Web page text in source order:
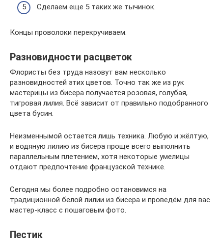
Сделаем еще 5 таких же тычинок.
Концы проволоки перекручиваем.
Разновидности расцветок
Флористы без труда назовут вам несколько
разновидностей этих цветов. Точно так же из рук
мастерицы из бисера получается розовая, голубая,
тигровая лилия. Всё зависит от правильно подобранного
цвета бусин.
Неизменнымой остается лишь техника. Любую и жёлтую,
и водяную лилию из бисера проще всего выполнить
параллельным плетением, хотя некоторые умелицы
отдают предпочтение французской технике.
Сегодня мы более подробно остановимся на
традиционной белой лилии из бисера и проведём для вас
мастер-класс с пошаговым фото.
Пестик